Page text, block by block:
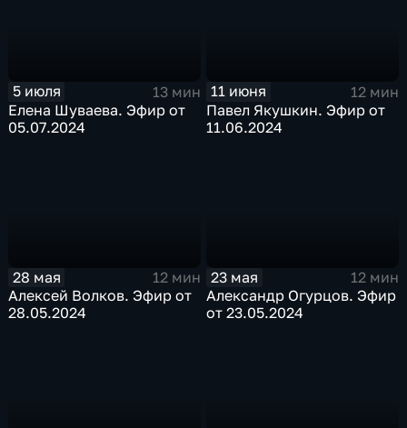
5 июля
13 мин
Елена Шуваева. Эфир от
05.07.2024
11 июня
12 мин
Павел Якушкин. Эфир от
11.06.2024
28 мая
12 мин
Алексей Волков. Эфир от
28.05.2024
23 мая
12 мин
Александр Огурцов. Эфир
от 23.05.2024